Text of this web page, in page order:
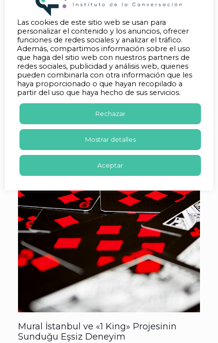
Yapın
«1 King» projesi, sunduğu yüksek yaşam
standartları ve stratejik konumu ile sadece bir
konut değil, aynı zamanda değerli bir yatırım
aracıdır. Bölgenin sürekli değerlenen yapısı ve
Mural İstanbul’un güvenilirliği, «1 King»i
geleceğe yönelik akıllı bir yatırım tercihi
haline getiriyor. Proje, lansman avantajları ve
ödeme seçenekleriyle de yatırımcılar için
Mural İstanbul’un kalite ve estetik anlayışının
bir yansıması olan «1 King», modern mimarisi,
kapsamlı olanakları ve merkezi konumu ile
fark yaratıyor. Bu proje, hem oturum hem de
yatırım amaçlı düşünülebilecek, uzun vadede
kazanç sağlayacak bir gayrimenkul fırsatıdır.
Mural İstanbul ve «1 King» Projesinin
Sunduğu Eşsiz Deneyim
Las cookies de este sitio web se usan para
personalizar el contenido y los anuncios, ofrecer
funciones de redes sociales y analizar el tráfico.
Además, compartimos información sobre el uso
que haga del sitio web con nuestros partners de
redes sociales, publicidad y análisis web, quienes
pueden combinarla con otra información que les
haya proporcionado o que hayan recopilado a
partir del uso que haya hecho de sus servicios.
Rechazar
Mostrar detalles
Aceptar